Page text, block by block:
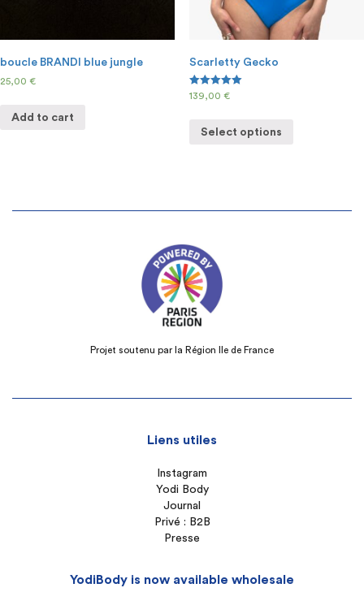
boucle BRANDI blue jungle
25,00 €
Add to cart
Scarletty Gecko
Rated
5.00
139,00 €
Select options
Projet soutenu par la Région Ile de France
Liens utiles
Instagram
Yodi Body
Journal
Privé : B2B
Presse
YodiBody is now available wholesale